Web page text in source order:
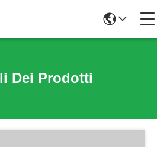
Dei Prodotti